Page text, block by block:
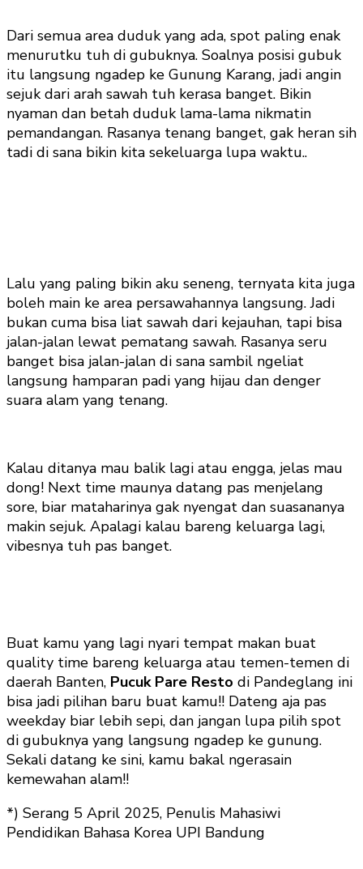
Dari semua area duduk yang ada, spot paling enak
menurutku tuh di gubuknya. Soalnya posisi gubuk
itu langsung ngadep ke Gunung Karang, jadi angin
sejuk dari arah sawah tuh kerasa banget. Bikin
nyaman dan betah duduk lama-lama nikmatin
pemandangan. Rasanya tenang banget, gak heran sih
tadi di sana bikin kita sekeluarga lupa waktu..
Lalu yang paling bikin aku seneng, ternyata kita juga
boleh main ke area persawahannya langsung. Jadi
bukan cuma bisa liat sawah dari kejauhan, tapi bisa
jalan-jalan lewat pematang sawah. Rasanya seru
banget bisa jalan-jalan di sana sambil ngeliat
langsung hamparan padi yang hijau dan denger
suara alam yang tenang.
Kalau ditanya mau balik lagi atau engga, jelas mau
dong! Next time maunya datang pas menjelang
sore, biar mataharinya gak nyengat dan suasananya
makin sejuk. Apalagi kalau bareng keluarga lagi,
vibesnya tuh pas banget.
Buat kamu yang lagi nyari tempat makan buat
quality time bareng keluarga atau temen-temen di
daerah Banten, Pucuk Pare Resto di Pandeglang ini
bisa jadi pilihan baru buat kamu!! Dateng aja pas
weekday biar lebih sepi, dan jangan lupa pilih spot
di gubuknya yang langsung ngadep ke gunung.
Sekali datang ke sini, kamu bakal ngerasain
kemewahan alam!!
*) Serang 5 April 2025, Penulis Mahasiwi
Pendidikan Bahasa Korea UPI Bandung